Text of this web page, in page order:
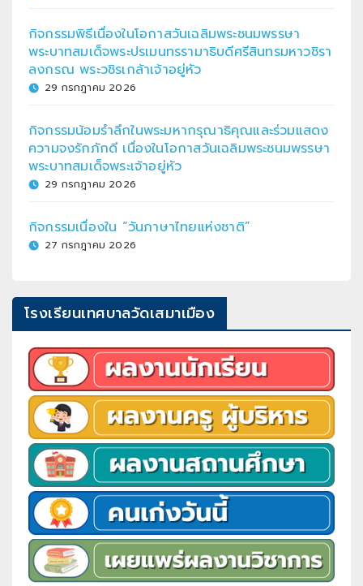
กิจกรรมพิธีเนื่องในโอกาสวันเฉลิมพระชนมพรรษา
พระบาทสมเด็จพระปรเมนทรรามาธิบดีศรีสินทรมหาวชิรา
ลงกรณ พระวชิรเกล้าเจ้าอยู่หัว
29 กรกฎาคม 2026
กิจกรรมน้อมรำลึกในพระมหากรุณาธิคุณและร่วมแสดง
ความจงรักภักดี เนื่องในโอกาสวันเฉลิมพระชนมพรรษา
พระบาทสมเด็จพระเจ้าอยู่หัว
29 กรกฎาคม 2026
กิจกรรมเนื่องใน “วันภาษาไทยแห่งชาติ”
27 กรกฎาคม 2026
โรงเรียนเทศบาลวัดเสมาเมือง